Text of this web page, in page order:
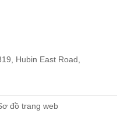
Hubin East Road,
đồ trang web